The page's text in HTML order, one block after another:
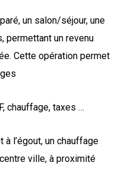
un salon/séjour, une
permettant un revenu
Cette opération permet
chauffage, taxes …
l’égout, un chauffage
ville, à proximité